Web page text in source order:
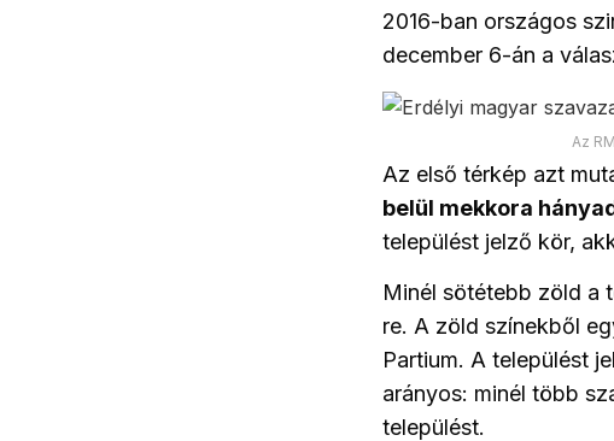
2016-ban országos
december 6-án a
Az
Az első térkép azt
belül mekkora
települést jelző kör,
Minél sötétebb zöld a
re. A zöld színekből
Partium. A települést
arányos: minél több
települést.